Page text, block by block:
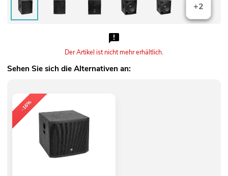
+2
Der Artikel ist nicht mehr erhältlich.
Sehen Sie sich die Alternativen an:
-16%